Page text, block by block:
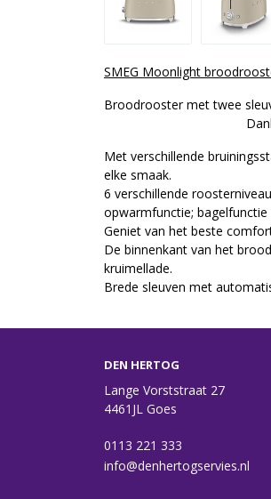
SMEG Moonlight
Broodrooster met
Dankzij het
Met verschillende
elke smaak.
6 verschillende
opwarmfunctie;
Geniet van het beste
De binnenkant van het
kruimellade.
Brede sleuven met
DEN HERTOG
Lange Vorststraat 27
4461JL Goes
0113 221 333
info@denhertogservies.nl